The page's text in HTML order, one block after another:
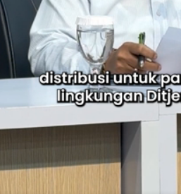
Share to
Facebook X
Suka video
Login untuk
Masuk
Tidak suka
Login untuk
Masuk